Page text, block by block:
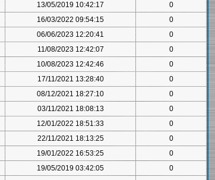
13/05/2019 10:42:17
0
16/03/2022 09:54:15
0
06/06/2023 12:20:41
0
11/08/2023 12:42:07
0
10/08/2023 12:42:46
0
17/11/2021 13:28:40
0
08/12/2021 18:27:10
0
03/11/2021 18:08:13
0
12/01/2022 18:51:33
0
22/11/2021 18:13:25
0
19/01/2022 16:53:25
0
19/05/2019 03:42:05
0